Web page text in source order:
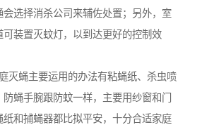
会选择消杀公司来辅佐处置；另外，室
可装置灭蚊灯，以到达更好的控制效
庭灭蝇主要运用的办法有粘蝇纸、杀虫喷
蝇手腕跟防蚊一样，主要用纱窗和门
纸和捕蝇器都比拟平安，十分合适家庭